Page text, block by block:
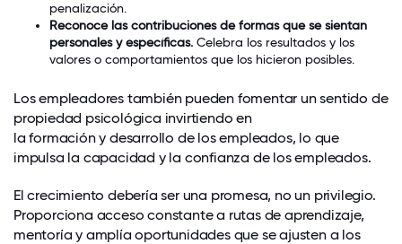
penalización.
Reconoce las contribuciones de formas que se sientan
personales y específicas. Celebra los resultados y los
valores o comportamientos que los hicieron posibles.
Los empleadores también pueden fomentar un sentido de
propiedad psicológica invirtiendo en
la formación y desarrollo de los empleados, lo que
impulsa la capacidad y la confianza de los empleados.
El crecimiento debería ser una promesa, no un privilegio.
Proporciona acceso constante a rutas de aprendizaje,
mentoría y amplía oportunidades que se ajusten a los